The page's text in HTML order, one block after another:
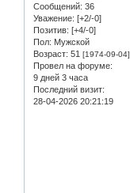
Сообщений: 36
Уважение: [+2/-0]
Позитив: [+4/-0]
Пол: Мужской
Возраст: 51 [1974-09-04]
Провел на форуме:
9 дней 3 часа
Последний визит:
28-04-2026 20:21:19